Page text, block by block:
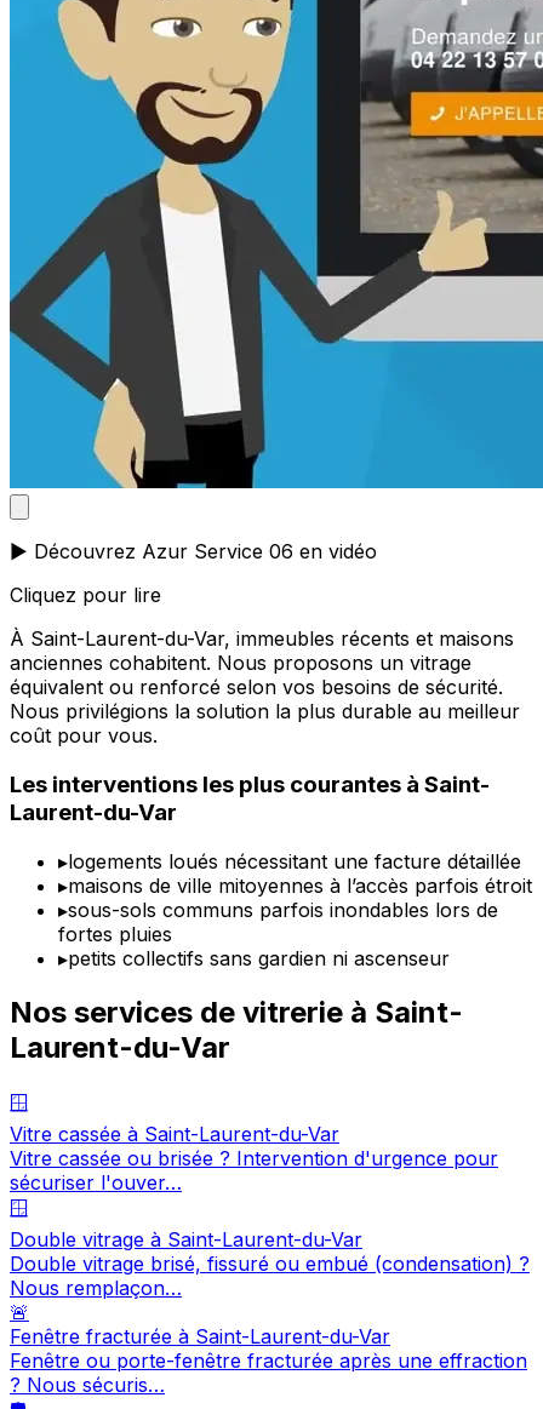
▶️ Découvrez Azur Service 06 en vidéo
Cliquez pour lire
À Saint-Laurent-du-Var, immeubles récents et maisons
anciennes cohabitent. Nous proposons un vitrage
équivalent ou renforcé selon vos besoins de sécurité.
Nous privilégions la solution la plus durable au meilleur
coût pour vous.
Les interventions les plus courantes à Saint-
Laurent-du-Var
▸logements loués nécessitant une facture détaillée
▸maisons de ville mitoyennes à l’accès parfois étroit
▸sous-sols communs parfois inondables lors de
fortes pluies
▸petits collectifs sans gardien ni ascenseur
Nos services de vitrerie à Saint-
Laurent-du-Var
🪟
Vitre cassée à Saint-Laurent-du-Var
Vitre cassée ou brisée ? Intervention d'urgence pour
sécuriser l'ouver…
🪟
Double vitrage à Saint-Laurent-du-Var
Double vitrage brisé, fissuré ou embué (condensation) ?
Nous remplaçon…
🚨
Fenêtre fracturée à Saint-Laurent-du-Var
Fenêtre ou porte-fenêtre fracturée après une effraction
? Nous sécuris…